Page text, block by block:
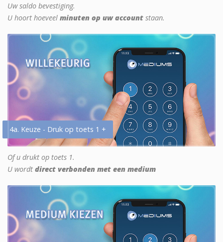
Uw saldo bevestiging.
U hoort hoeveel minuten op uw account staan.
4a. Keuze - Druk op toets 1 +
Of u drukt op toets 1.
U wordt direct verbonden met een medium